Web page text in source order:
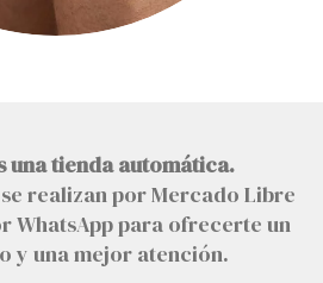
una tienda automática.
realizan por Mercado Libre
WhatsApp para ofrecerte un
y una mejor atención.